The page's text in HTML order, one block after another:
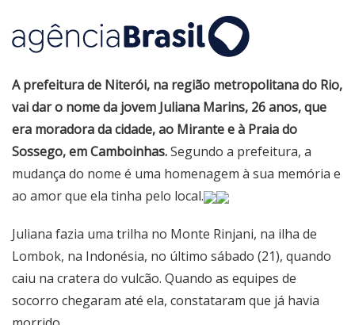
A prefeitura de Niterói, na região metropolitana do Rio,
vai dar o nome da jovem Juliana Marins, 26 anos, que
era moradora da cidade, ao Mirante e à Praia do
Sossego, em Camboinhas.Segundo a prefeitura, a
mudança do nome é uma homenagem à sua memória e
ao amor que ela tinha pelo local.
Juliana fazia uma trilha no Monte Rinjani, na ilha de
Lombok, na Indonésia, no último sábado (21), quando
caiu na cratera do vulcão. Quando as equipes de
socorro chegaram até ela, constataram que já havia